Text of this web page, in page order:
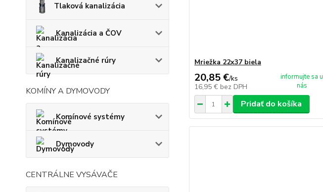
Tlaková kanalizácia
Kanalizácia a ČOV
Kanalizačné rúry
KOMÍNY A DYMOVODY
Komínové systémy
Dymovody
CENTRÁLNE VYSÁVAČE
Mriežka 22x37 biela
20,85 €/ks
16,95 € bez DPH
informujte sa u
nás
Pridať do košíka